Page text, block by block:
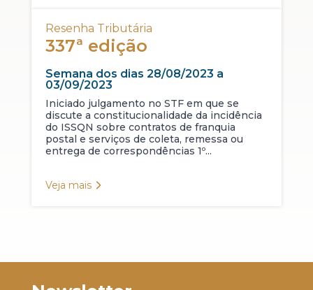
Resenha Tributária
337ª edição
Semana dos dias 28/08/2023 a
03/09/2023
Iniciado julgamento no STF em que se
discute a constitucionalidade da incidência
do ISSQN sobre contratos de franquia
postal e serviços de coleta, remessa ou
entrega de correspondências 1º...
Veja mais